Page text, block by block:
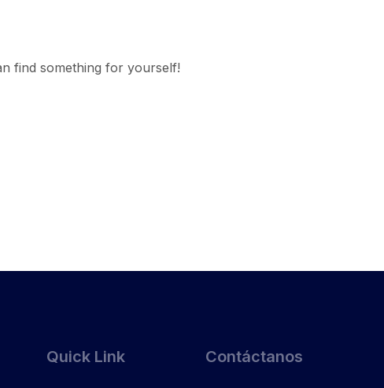
find something for yourself!
Quick Link Contáctanos